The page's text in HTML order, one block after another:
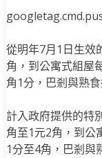
從明年7月1日生效
角，到公寓式組屋
角1分，巴剎與熟
計入政府提供的特
角至1元2角，到公
1分至4角，巴剎與